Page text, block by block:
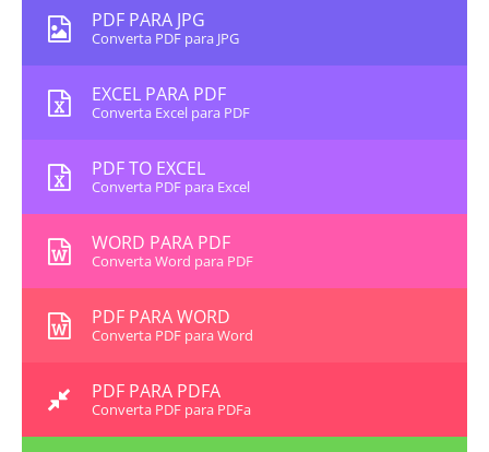
PDF PARA JPG
Converta PDF para JPG
EXCEL PARA PDF
Converta Excel para PDF
PDF TO EXCEL
Converta PDF para Excel
WORD PARA PDF
Converta Word para PDF
PDF PARA WORD
Converta PDF para Word
PDF PARA PDFA
Converta PDF para PDFa